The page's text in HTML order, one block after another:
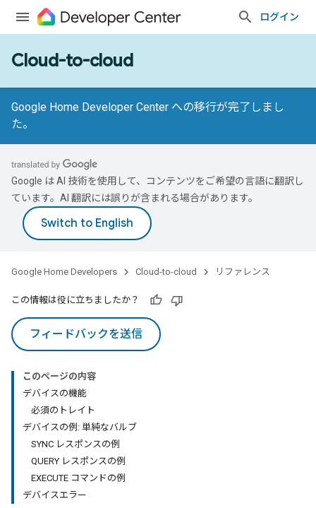
ログイン
Cloud-to-cloud
Google Home Developer Center への移行が完了しまし
た。
Google は AI 技術を使用して、コンテンツをご希望の言語に翻訳し
ています。AI 翻訳には誤りが含まれる場合があります。
Google Home Developers Cloud-to-cloud リファレンス
この情報は役に立ちましたか？
フィードバックを送信
このページの内容
デバイスの機能
必須のトレイト
デバイスの例: 単純なバルブ
SYNC レスポンスの例
QUERY レスポンスの例
EXECUTE コマンドの例
デバイスエラー